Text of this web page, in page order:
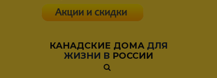
КАНАДСКИЕ ДОМА ДЛЯ
ЖИЗНИ В РОССИИ